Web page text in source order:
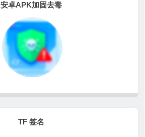
安卓APK加固去毒
TF 签名